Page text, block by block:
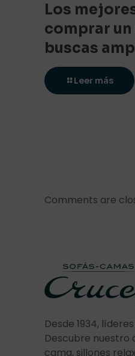
Los
comprar un
buscas
Leer más
Comments are
Desde 1934,
Descubre nuestro
cama, sillones